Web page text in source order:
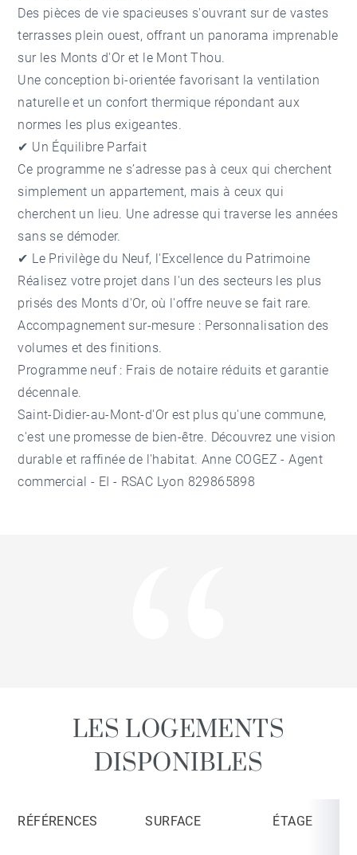
Des pièces de vie spacieuses s'ouvrant sur de vastes
terrasses plein ouest, offrant un panorama imprenable
sur les Monts d'Or et le Mont Thou.
Une conception bi-orientée favorisant la ventilation
naturelle et un confort thermique répondant aux
normes les plus exigeantes.
✔ Un Équilibre Parfait
Ce programme ne s’adresse pas à ceux qui cherchent
simplement un appartement, mais à ceux qui
cherchent un lieu. Une adresse qui traverse les années
sans se démoder.
✔ Le Privilège du Neuf, l'Excellence du Patrimoine
Réalisez votre projet dans l'un des secteurs les plus
prisés des Monts d'Or, où l'offre neuve se fait rare.
Accompagnement sur-mesure : Personnalisation des
volumes et des finitions.
Programme neuf : Frais de notaire réduits et garantie
décennale.
Saint-Didier-au-Mont-d'Or est plus qu'une commune,
c'est une promesse de bien-être. Découvrez une vision
durable et raffinée de l'habitat. Anne COGEZ - Agent
commercial - EI - RSAC Lyon 829865898
LES LOGEMENTS
DISPONIBLES
RÉFÉRENCES SURFACE ÉTAGE